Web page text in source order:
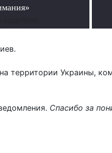
территории Украины,
Спасибо за